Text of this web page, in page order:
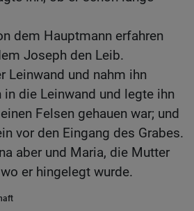
dem Hauptmann erfahren
Joseph den Leib.
Leinwand und nahm ihn
die Leinwand und legte ihn
Felsen gehauen war; und
vor den Eingang des Grabes.
aber und Maria, die Mutter
er hingelegt wurde.